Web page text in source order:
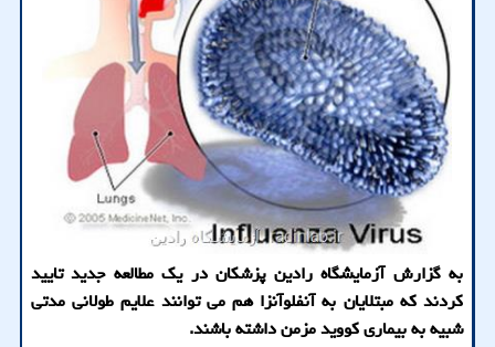
به گزارش آزمایشگاه رادین پزشکان در یک مطالعه جدید تایید
کردند که مبتلایان به آنفلوآنزا هم می توانند علایم طولانی مدتی
شبیه به بیماری کووید مزمن داشته باشند.